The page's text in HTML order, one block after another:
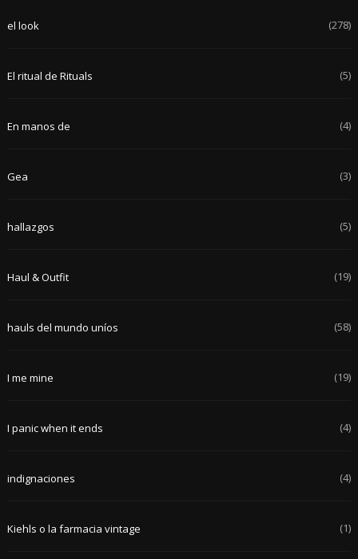
el look (278)
El ritual de Rituals (5)
En manos de (4)
Gea (3)
hallazgos (5)
Haul & Outfit (19)
hauls del mundo uníos (58)
I me mine (19)
I panic when it ends (4)
indignaciones (4)
Kiehls o la farmacia vintage (1)